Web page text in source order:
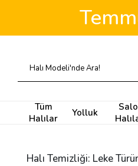
Tüm
Halılar
Yolluk
Halı Temizliği: Leke